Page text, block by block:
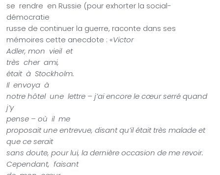
se rendre en Russie (pour exhorter la social-
démocratie
russe de continuer la guerre, raconte dans ses
mémoires cette anecdote : «Victor
Adler, mon vieil et
très cher ami,
était à Stockholm.
Il envoya à
notre hôtel une lettre – j’ai encore le cœur serré quand
j’y
pense – où il me
proposait une entrevue, disant qu’il était très malade et
que ce serait
sans doute, pour lui, la dernière occasion de me revoir.
Cependant, faisant